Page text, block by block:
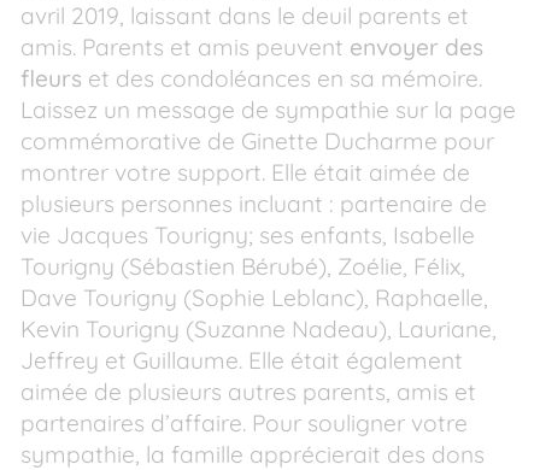
avril 2019, laissant dans le deuil parents et
amis. Parents et amis peuvent envoyer des
fleurs et des condoléances en sa mémoire.
Laissez un message de sympathie sur la page
commémorative de Ginette Ducharme pour
montrer votre support. Elle était aimée de
plusieurs personnes incluant : partenaire de
vie Jacques Tourigny; ses enfants, Isabelle
Tourigny (Sébastien Bérubé), Zoélie, Félix,
Dave Tourigny (Sophie Leblanc), Raphaelle,
Kevin Tourigny (Suzanne Nadeau), Lauriane,
Jeffrey et Guillaume. Elle était également
aimée de plusieurs autres parents, amis et
partenaires d’affaire. Pour souligner votre
sympathie, la famille apprécierait des dons